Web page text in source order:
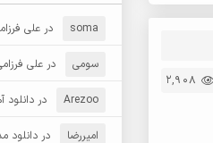
2,908
soma درعلی
سومی درعلی
Arezoo دردانلود
امیررضا دردانلود